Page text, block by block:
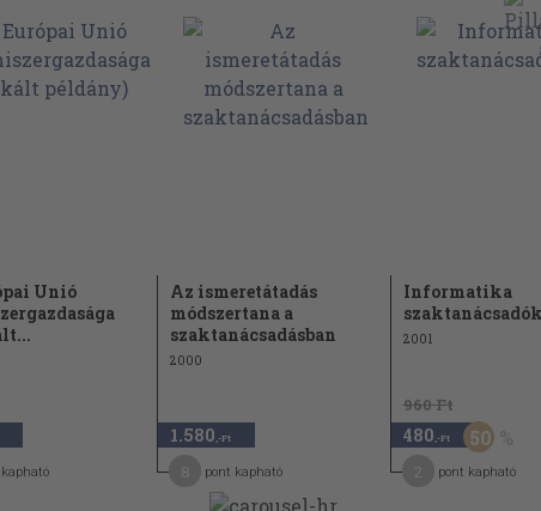
Unió
Az ismeretátadás
módszertana a
szaktanácsadásban
2000
1.580 ,-Ft
pont kapható
Informatika
2001
960 Ft
480 ,-Ft 50
pont kapható